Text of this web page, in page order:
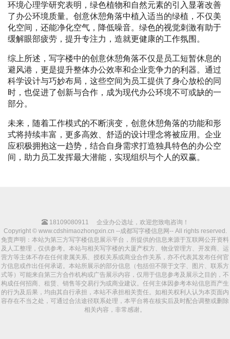
环境心理学研究表明，绿色植物和自然元素的引入显著改善
了办公环境质量。创意休憩角落中植入适当的绿植，不仅美
化空间，还能净化空气，降低噪音。绿色的视觉刺激有助于
缓解眼部疲劳，提升专注力，造就更健康的工作氛围。
综上所述，写字楼中的创意休憩角落不仅是员工短暂休息的
避风港，更是提升整体办公效率和企业竞争力的利器。通过
科学设计与巧妙布局，这些空间为员工提供了身心放松的同
时，也促进了创新与合作，成为现代办公环境不可或缺的一
部分。
未来，随着工作模式的不断演变，创意休憩角落的功能和形
式将持续丰富，更多高效、舒适的设计理念将被应用。企业
应积极拥抱这一趋势，结合自身需求打造独具特色的办公空
间，助力员工发挥最大潜能，实现组织与个人的双赢。
18109080911
企业办公选址，欢迎您致电咨询！
Copyright © www.cdshimaozhongxin.cn --成都写字楼信息网-- All rights reserved.
免责声明：本站为第三方写字楼信息展示平台，所提供的信息来源于互联网公开资料
及人工整理，仅供参考。本站与相关写字楼的大厦产权方、物业管理方、开发商、运
营方等主体不存在任何隶属关系、授权关系或商业合作关系，亦不代表其发布任何官
方信息或作出任何承诺。本站所展示的部分信息（包括但不限于文字、图片、联系方
式等）可能来自第三方合作机构或广告展示内容，仅用于信息参考及展示之目的，不
构成任何招商、租赁、销售等交易行为或商业建议。任何主体因参考本站信息而产生
的行为及后果，均由其自行承担，本站不承担相关责任。如相关权利人认为本页面内
容存在不当之处，可通过合法途径联系处理，本平台将在核实后及时配合调整或删除
相关内容，非常感谢。